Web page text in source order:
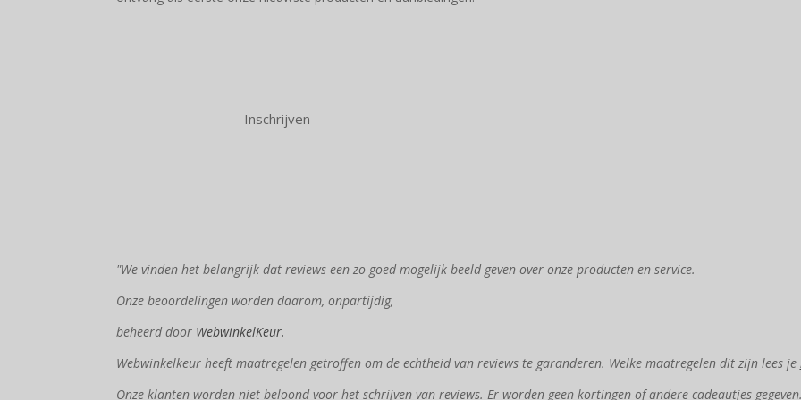
Inschrijven
"We vinden het belangrijk dat reviews een zo goed mogelijk beeld geven over onze producten en service.
Onze beoordelingen worden daarom, onpartijdig,
beheerd door WebwinkelKeur.
Webwinkelkeur heeft maatregelen getroffen om de echtheid van reviews te garanderen. Welke maatregelen dit zijn lees je
Onze klanten worden niet beloond voor het schrijven van reviews. Er worden geen kortingen of andere cadeautjes